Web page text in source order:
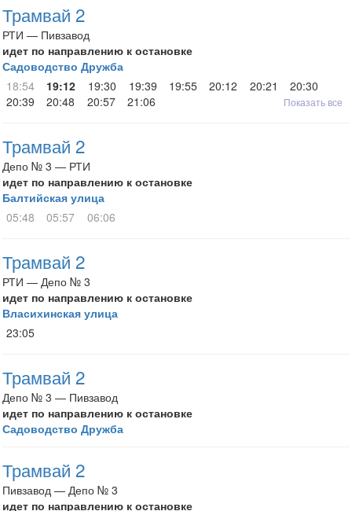
Трамвай 2
РТИ — Пивзавод
идет по направлению к остановке
Садоводство Дружба
18:54
19:12 19:30 19:39 19:55 20:12 20:21
20:30
20:39
20:48 20:57 21:06 Показать все
Трамвай 2
Депо № 3 — РТИ
идет по направлению к остановке
Балтийская улица
05:48
05:57 06:06
Трамвай 2
РТИ — Депо № 3
идет по направлению к остановке
Власихинская улица
23:05
Трамвай 2
Депо № 3 — Пивзавод
идет по направлению к остановке
Садоводство Дружба
Трамвай 2
Пивзавод — Депо № 3
идет по направлению к остановке